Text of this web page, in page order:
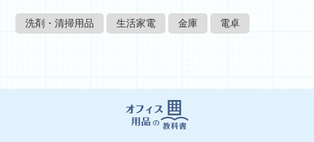
洗剤・清掃用品 生活家電 金庫 電卓